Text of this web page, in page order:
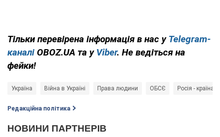
Тільки перевірена інформація в нас у Telegram-
каналі OBOZ.UA та у Viber. Не ведіться на
фейки!
Україна Війна в Україні Права людини ОБСЄ Росія - країна-
Редакційна політика